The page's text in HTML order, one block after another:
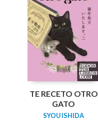
TE RECETO OTRO
GATO
SYOU ISHIDA